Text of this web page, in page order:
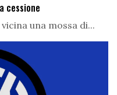
cessione
una mossa di...